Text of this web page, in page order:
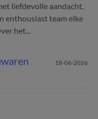
liefdevolle aandacht,
enthousiast team elke
het...
18-06-2026